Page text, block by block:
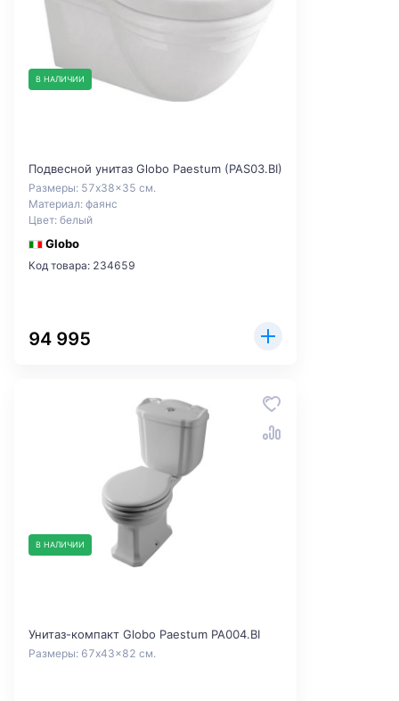
В НАЛИЧИИ
Подвесной унитаз Globo Paestum (PAS03.BI)
Размеры: 57x38x35 см.
Материал: фаянс
Цвет: белый
Globo
Код товара: 234659
94 995
В НАЛИЧИИ
Унитаз-компакт Globo Paestum PA004.BI
Размеры: 67x43x82 см.